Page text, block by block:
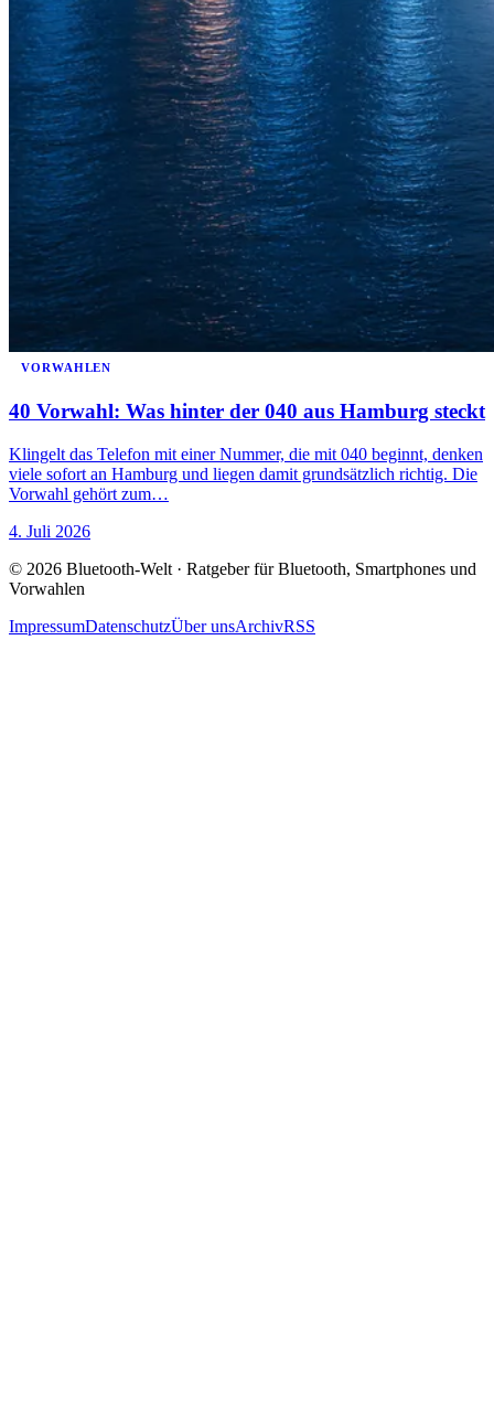
VORWAHLEN
40 Vorwahl: Was hinter der 040 aus Hamburg steckt
Klingelt das Telefon mit einer Nummer, die mit 040 beginnt, denken
viele sofort an Hamburg und liegen damit grundsätzlich richtig. Die
Vorwahl gehört zum…
4. Juli 2026
© 2026 Bluetooth-Welt · Ratgeber für Bluetooth, Smartphones und
Vorwahlen
ImpressumDatenschutzÜber unsArchivRSS